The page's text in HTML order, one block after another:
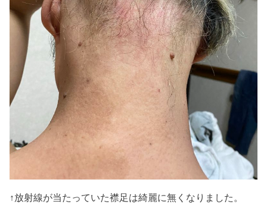
↑放射線が当たっていた襟足は綺麗に無くなりました。